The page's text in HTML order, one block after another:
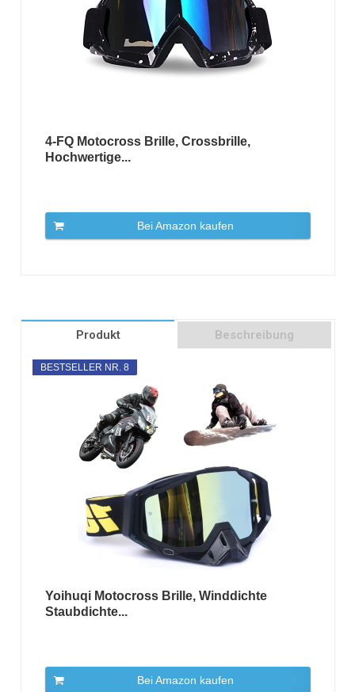
4-FQ Motocross Brille, Crossbrille,
Hochwertige...
Bei Amazon kaufen
Produkt Beschreibung
BESTSELLER NR. 8
Yoihuqi Motocross Brille, Winddichte
Staubdichte...
Bei Amazon kaufen